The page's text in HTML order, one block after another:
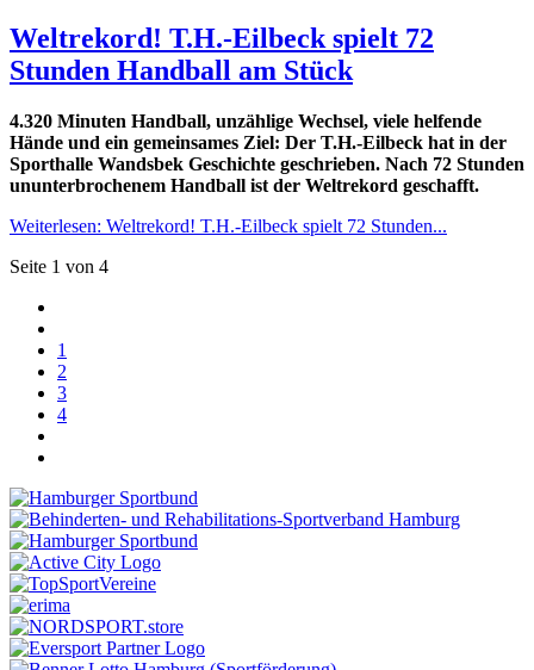
Weltrekord! T.H.-Eilbeck spielt 72
Stunden Handball am Stück
4.320 Minuten Handball, unzählige Wechsel, viele helfende
Hände und ein gemeinsames Ziel: Der T.H.-Eilbeck hat in der
Sporthalle Wandsbek Geschichte geschrieben. Nach 72 Stunden
ununterbrochenem Handball ist der Weltrekord geschafft.
Weiterlesen: Weltrekord! T.H.-Eilbeck spielt 72 Stunden...
Seite 1 von 4
1
2
3
4